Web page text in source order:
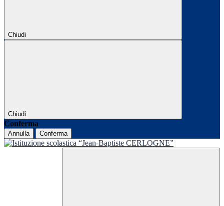
Chiudi
Chiudi
Conferma
Annulla Conferma